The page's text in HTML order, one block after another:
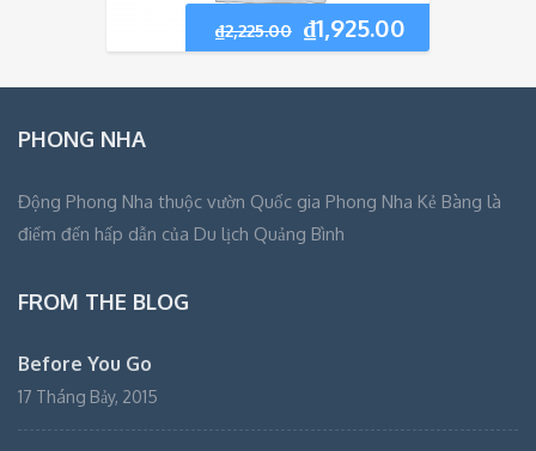
₫2,225.00 ₫1,925.00
PHONG NHA
Động Phong Nha thuộc vườn Quốc gia Phong Nha Kẻ Bàng là
điểm đến hấp dẫn của Du lịch Quảng Bình
FROM THE BLOG
Before You Go
17 Tháng Bảy, 2015